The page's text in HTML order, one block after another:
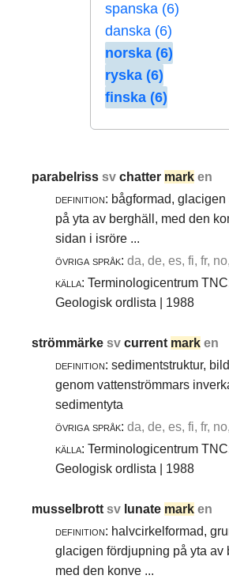
spanska (6)
danska (6)
norska (6)
ryska (6)
finska (6)
parabelrisssvchatter mark en
definition: bågformad, glacigen
på yta av berghäll, med den
sidan i isröre ...
övriga språk: da, de, es, fi, fr,
källa: Terminologicentrum
Geologisk ordlista | 1988
strömmärkesvcurrent mark en
definition: sedimentstruktur,
genom vattenströmmars
sedimentyta
övriga språk: da, de, es, fi, fr,
källa: Terminologicentrum
Geologisk ordlista | 1988
musselbrottsv lunate mark en
definition: halvcirkelformad,
glacigen fördjupning på yta av
med den konve ...